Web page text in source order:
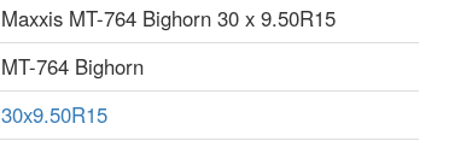
Maxxis MT-764 Bighorn 30 x 9.50R15
MT-764 Bighorn
30x9.50R15